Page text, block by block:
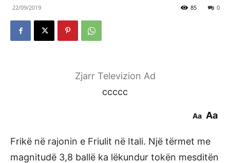
22/09/2019 0
85
Zjarr Televizion Ad
ccccc
Aa Aa
Frikë në rajonin e Friulit në Itali. Një tërmet me
magnitudë 3,8 ballë ka lëkundur tokën mesditën